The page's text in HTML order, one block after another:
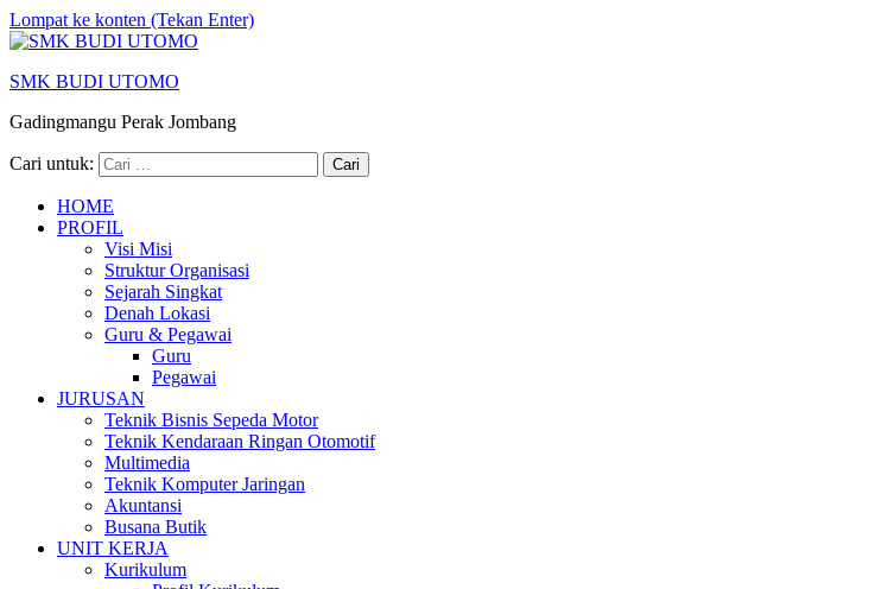
Lompat ke konten (Tekan Enter)
SMK BUDI UTOMO
Gadingmangu Perak Jombang
Cari untuk:
HOME
PROFIL
Visi Misi
Struktur Organisasi
Sejarah Singkat
Denah Lokasi
Guru & Pegawai
Guru
Pegawai
JURUSAN
Teknik Bisnis Sepeda Motor
Teknik Kendaraan Ringan Otomotif
Multimedia
Teknik Komputer Jaringan
Akuntansi
Busana Butik
UNIT KERJA
Kurikulum